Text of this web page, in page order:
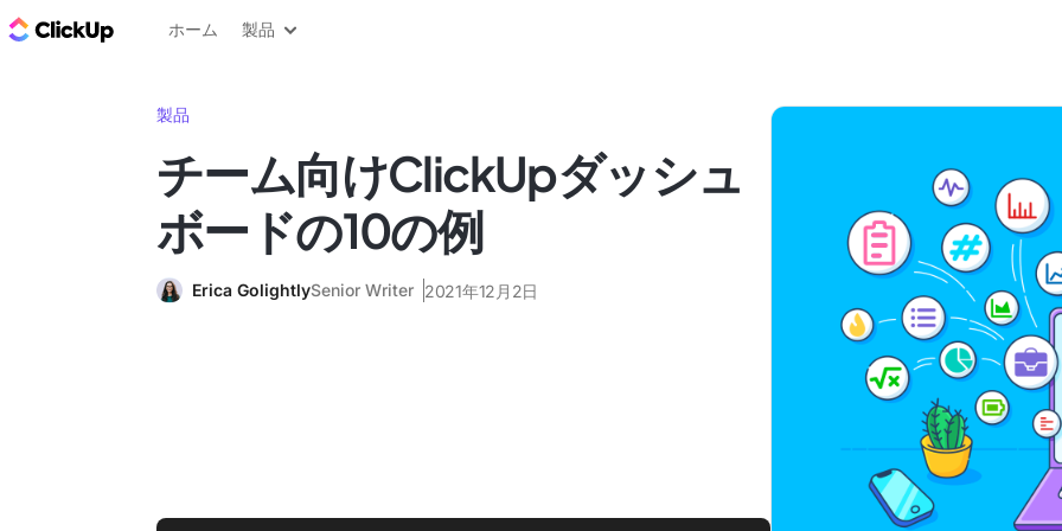
ClickUp ブログ
ホーム 製品
製品
チーム向けClickUpダッシュ
ボードの10の例
Erica GolightlySenior Writer 2021年12月2日